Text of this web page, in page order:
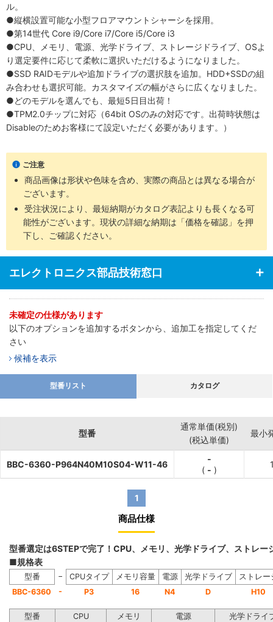
ル。
●縦横設置可能な小型フロアマウントシャーシを採用。
●第14世代 Core i9/Core i7/Core i5/Core i3
●CPU、メモリ、電源、光学ドライブ、ストレージドライブ、OSよ
り選定要件に応じて柔軟に選択いただけるようになりました。
●SSD RAIDモデルや追加ドライブの選択肢を追加。HDD+SSDの組
み合わせも選択可能。カスタマイズの幅がさらに広くなりました。
●どのモデルを選んでも、最短5日目出荷！
●TPM2.0チップに対応（64bit OSのみの対応です。出荷時状態は
Disableのためお客様にて設定いただく必要があります。）
ご注意
商品画像は形状や色味を含め、実際の商品とは異なる場合が
ございます。
受注状況により、最短納期がカタログ表記よりも長くなる可
能性がございます。現状の詳細な納期は「価格を確認」を押
下し、ご確認ください。
エレクトロニクス部品技術窓口
未確定の仕様があります
以下のオプションを追加するボタンから、追加工を指定してくだ
さい
候補を表示
型番リスト カタログ
型番
通常単価(税別)
(税込単価)
最小
BBC-6360-P964N40M10S04-W11-46
-
( - )
1
商品仕様
型番選定は6STEPで完了！CPU、メモリ、光学ドライブ、ストレ
■規格表
型番 − CPUタイプ メモリ容量 電源 光学ドライブ
ストレー
BBC-6360
- P3 16 N4 D H10
型番 CPU メモリ 電源 光学ドライ